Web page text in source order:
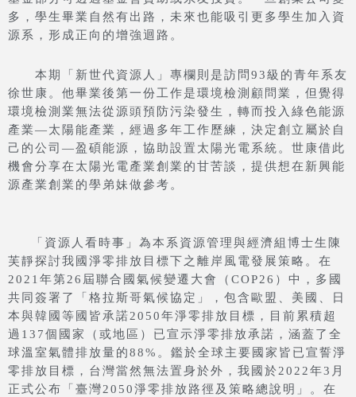
多，學生畢業自然有出路，未來也能吸引更多學生加入資
源系，形成正向的增強迴路。
本期「新世代資源人」專欄則是訪問93級的青年系友
徐世康。他畢業後第一份工作是環境檢測顧問業，但覺得
環境檢測業無法從源頭預防污染發生，轉而投入綠色能源
產業—太陽能產業，經過多年工作歷練，決定創立屬於自
己的公司—盈碩能源，協助設置太陽光電系統。世康借此
機會分享在太陽光電產業創業的甘苦談，提供想在新興能
源產業創業的學弟妹做參考。
「資源人看時事」為本系資源管理與經濟組博士生陳
芙靜探討我國淨零排放目標下之離岸風電發展策略。在
2021年第26屆聯合國氣候變遷大會（COP26）中，多國
共同簽署了「格拉斯哥氣候協定」，包含歐盟、美國、日
本與韓國等國皆承諾2050年淨零排放目標，目前累積超
過137個國家（或地區）已宣示淨零排放承諾，涵蓋了全
球溫室氣體排放量的88%。鑑於全球主要國家皆已宣誓淨
零排放目標，台灣當然無法置身於外，我國於2022年3月
正式公布「臺灣2050淨零排放路徑及策略總說明」。在